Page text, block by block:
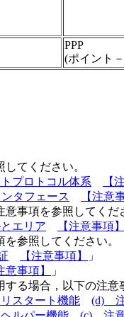
PPP
(ポイント
てください。
プロトコル体系 【
タフェース 【注意
事項を参照してくだ
エリア 【注意事項】
参照してください。
【注意事項】
」
意事項】
」
る場合，以下の注意
スタート機能 (d)